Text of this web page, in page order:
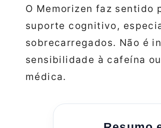
O Memorizen faz sentido
suporte cognitivo,
sobrecarregados. Não é
sensibilidade à cafeína
médica.